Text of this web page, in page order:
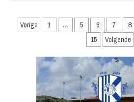
Berichten
Vorige 1 … 5 6 7 8
15 Volgende